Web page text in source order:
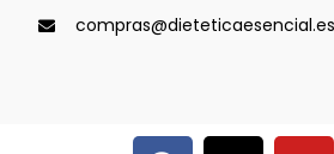
compras@dieteticaesencial.es